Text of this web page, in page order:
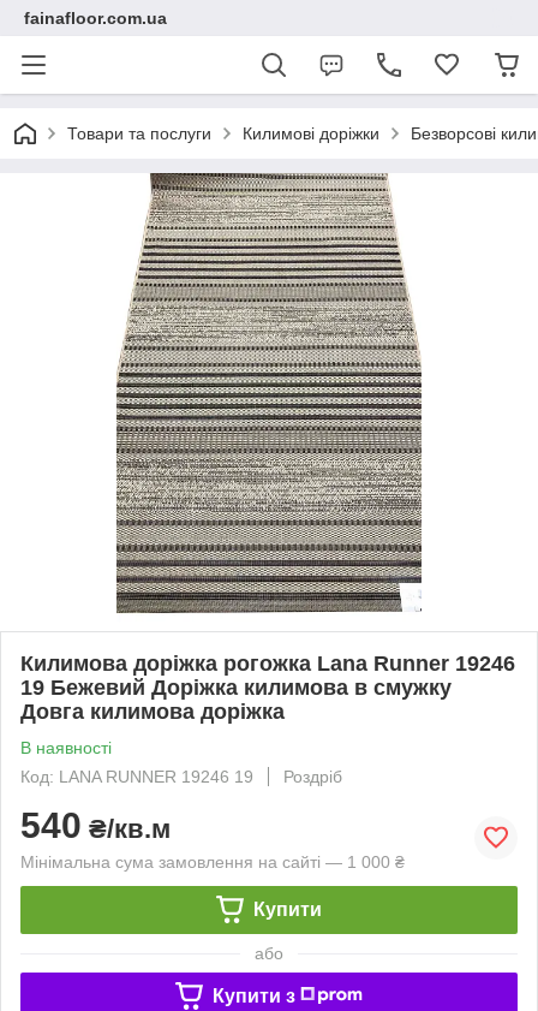
fainafloor.com.ua
Товари та послуги Килимові доріжки Безворсові
Килимова доріжка рогожка Lana Runner 19246
19 Бежевий Доріжка килимова в смужку
Довга килимова доріжка
В наявності
Код: LANA RUNNER 19246 19
Роздріб
540 ₴/кв.м
Мінімальна сума замовлення на сайті — 1 000 ₴
Купити
або
Купити з